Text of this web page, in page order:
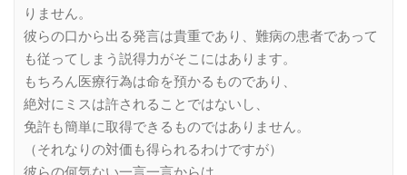
りません。
彼らの口から出る発言は貴重であり、難病の患者であって
も従ってしまう説得力がそこにはあります。
もちろん医療行為は命を預かるものであり、
絶対にミスは許されることではないし、
免許も簡単に取得できるものではありません。
（それなりの対価も得られるわけですが）